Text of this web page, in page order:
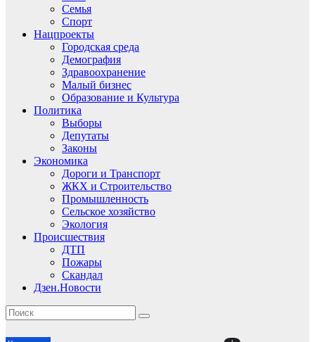
Семья
Спорт
Нацпроекты
Городская среда
Демография
Здравоохранение
Малый бизнес
Образование и Культура
Политика
Выборы
Депутаты
Законы
Экономика
Дороги и Транспорт
ЖКХ и Строительство
Промышленность
Сельское хозяйство
Экология
Происшествия
ДТП
Пожары
Скандал
Дзен.Новости